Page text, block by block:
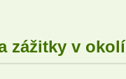
zážitky v okolí